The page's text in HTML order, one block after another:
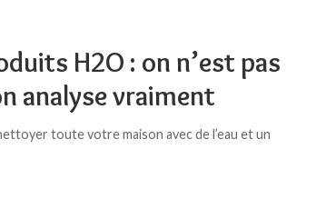
H2O : on n’est pas
analyse vraiment
toute votre maison avec de l’eau et un